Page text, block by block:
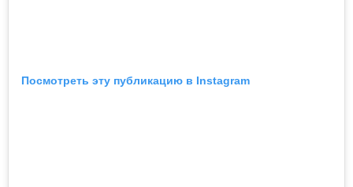
Посмотреть эту публикацию в Instagram